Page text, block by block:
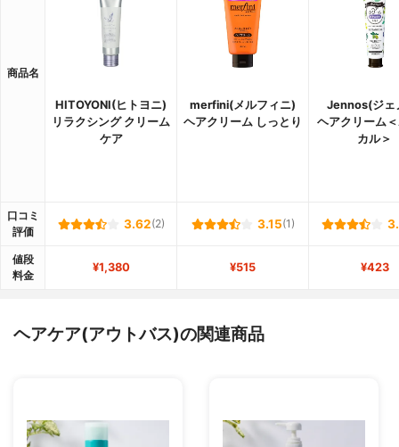
商品名
HITOYONI(ヒトヨニ)
リラクシング クリーム
ケア
merfini(メルフィニ)
ヘアクリーム しっとり
Jennos(ジェ
ヘアクリーム
カル＞
口コミ
評価
3.62(2) 3.15(1)
値段
料金
¥1,380 ¥515 ¥423
ヘアケア(アウトバス)の関連商品